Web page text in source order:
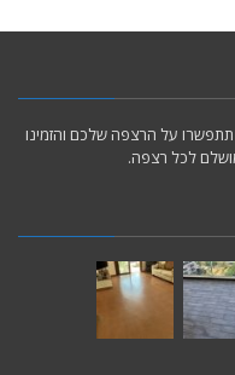
תתפשרו על הרצפה שלכם והזמינו
לכל רצפה.